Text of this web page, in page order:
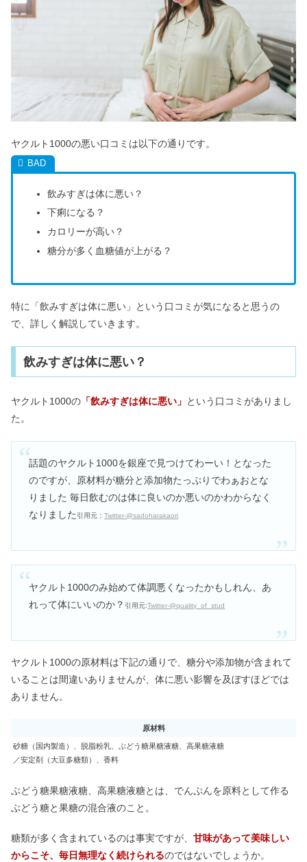
ヤクルト1000の悪い口コミは以下の通りです。
飲みすぎは体に悪い？
下痢になる？
カロリーが高い？
糖分が多く血糖値が上がる？
特に「飲みすぎは体に悪い」という口コミが気になると思うの
で、詳しく解説していきます。
飲みすぎは体に悪い？
ヤクルト1000の 「飲みすぎは体に悪い」 という口コミがありまし
た。
話題のヤクルト1000を銀座で見つけてわーい！となった
のですが、原材料が糖分と添加物たっぷりでわぁおとな
りました 毎日飲むのは体に良いのか悪いのかわからなく
なりました 引用元：Twitter-@sadoharakaori
ヤクルト1000のみ始めて体調悪くなったかもしれん、あ
れって体にいいのか？ 引用元:Twitter-@quality_of_stud
ヤクルト1000の原材料は下記の通りで、糖分や添加物が含まれて
いることは間違いありませんが、体に悪い影響を及ぼすほどでは
ありません。
原材料
砂糖（国内製造）、脱脂粉乳、ぶどう糖果糖液糖、高果糖液糖
／安定剤（大豆多糖類）、香料
ぶどう糖果糖液糖、高果糖液糖とは、でんぷんを原料として作る
ぶどう糖と果糖の混合液のこと。
糖類が多く含まれているのは事実ですが、 甘味があって美味しい
からこそ、毎日無理なく続けられるのではないでしょうか。